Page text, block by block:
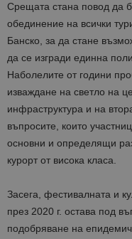
Срещата стана повод да
обединение на всички
Банско, за да стане
да се изгради единна
Наболелите от години
изваждане на светло на
инфраструктура и на
въпросите, които
основни и определящи
курорт от висока класа.
Засега, фестивалната и
през 2020 г. остава под
подобряване на